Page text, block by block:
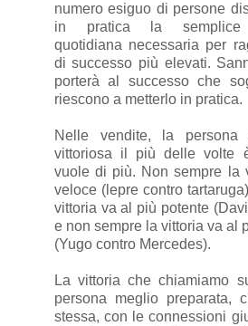
numero esiguo di persone
in pratica la semplice
quotidiana necessaria per
di successo più elevati.
porterà al successo che
riescono a metterlo in pratica.
Nelle vendite, la
vittoriosa il più delle volte
vuole di più. Non sempre la
veloce (lepre contro
vittoria va al più potente
e non sempre la vittoria va al
(Yugo contro Mercedes).
La vittoria che chiamiamo
persona meglio preparata,
stessa, con le connessioni